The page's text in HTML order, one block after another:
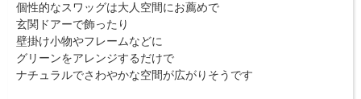
個性的なスワッグは大人空間にお薦めで
玄関ドアーで飾ったり
壁掛け小物やフレームなどに
グリーンをアレンジするだけで
ナチュラルでさわやかな空間が広がりそうです